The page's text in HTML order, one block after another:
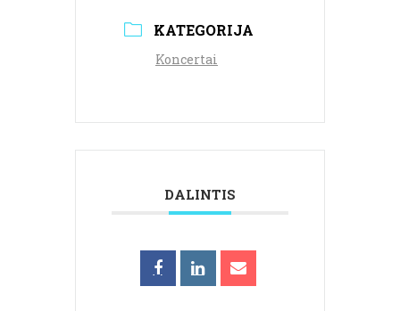
KATEGORIJA
Koncertai
DALINTIS